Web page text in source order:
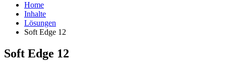
Home
Inhalte
Lösungen
Soft Edge 12
Soft Edge 12